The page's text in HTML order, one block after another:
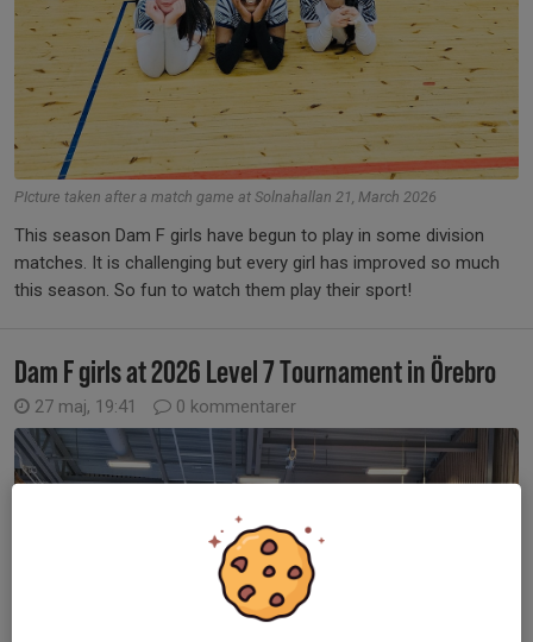
PIcture taken after a match game at Solnahallan 21, March 2026
This season Dam F girls have begun to play in some division
matches. It is challenging but every girl has improved so much
this season. So fun to watch them play their sport!
Dam F girls at 2026 Level 7 Tournament in Örebro
27 maj, 19:41 0 kommentarer